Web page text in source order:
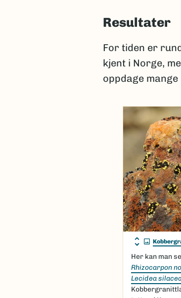
Resultater
For tiden er
kjent i Norge,
oppdage
Her kan man
Rhizocarpon
Lecidea